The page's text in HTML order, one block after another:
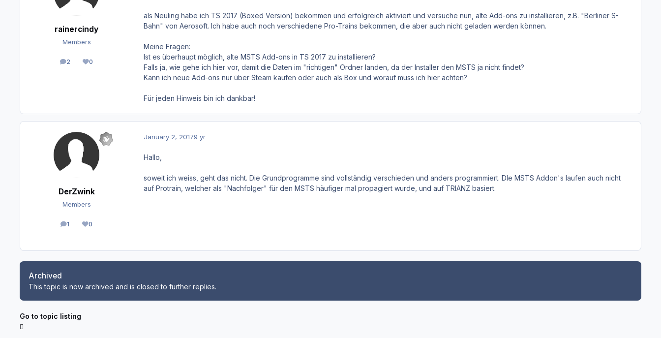
rainercindy
Members
2
posts 0
Reputation
als Neuling habe ich TS 2017 (Boxed Version) bekommen und erfolgreich aktiviert und versuche nun, alte Add-ons zu installieren, z.B. "Berliner S-
Bahn" von Aerosoft. Ich habe auch noch verschiedene Pro-Trains bekommen, die aber auch nicht geladen werden können.
Meine Fragen:
Ist es überhaupt möglich, alte MSTS Add-ons in TS 2017 zu installieren?
Falls ja, wie gehe ich hier vor, damit die Daten im "richtigen" Ordner landen, da der Installer den MSTS ja nicht findet?
Kann ich neue Add-ons nur über Steam kaufen oder auch als Box und worauf muss ich hier achten?
Für jeden Hinweis bin ich dankbar!
DerZwink
Members
1
posts 0
Reputation
January 2, 20179 yr
Hallo,
soweit ich weiss, geht das nicht. Die Grundprogramme sind vollständig verschieden und anders programmiert. DIe MSTS Addon's laufen auch nicht
auf Protrain, welcher als "Nachfolger" für den MSTS häufiger mal propagiert wurde, und auf TRIANZ basiert.
Archived
This topic is now archived and is closed to further replies.
Go to topic listing